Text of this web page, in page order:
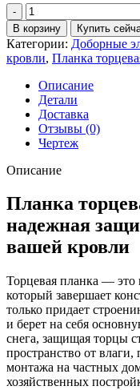
Количество
товара
Планка
торцевая
150х100
0,4
ПЭ
с
пленкой
RAL
8017
шоколад
В корзину Купить
Категории: Доборные
кровли, Планка
Описание
Детали
Доставка
Отзывы (0)
Чертеж
Описание
Планка
надежная
вашей кровли
Торцевая планка —
который завершает
только придает
и берет на себя
снега, защищая торцы
пространство от
монтажа на частных
хозяйственных